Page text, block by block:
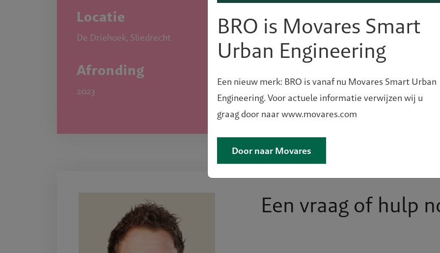
stad
Locatie
De Driehoek, Sliedrecht
Afronding
2023
Ruimtelijke
Een vraag of hulp
BRO is Movares Smart
Urban Engineering
Een nieuw merk: BRO is vanaf nu Movares Smart Urban
Engineering. Voor actuele informatie verwijzen wij u
graag door naar www.movares.com
Door naar Movares